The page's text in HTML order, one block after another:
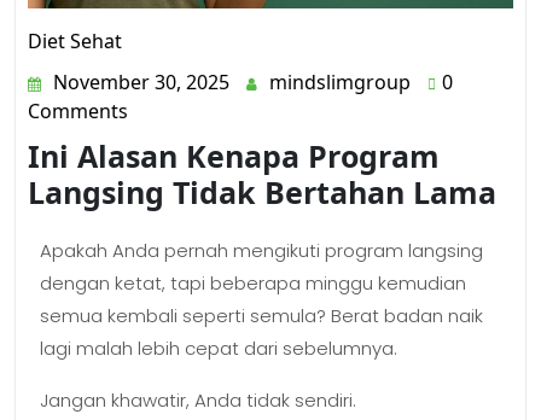
Diet Sehat
November 30, 2025
mindslimgroup
0
Comments
Ini Alasan Kenapa Program
Langsing Tidak Bertahan Lama
Apakah Anda pernah mengikuti program langsing
dengan ketat, tapi beberapa minggu kemudian
semua kembali seperti semula? Berat badan naik
lagi malah lebih cepat dari sebelumnya.
Jangan khawatir, Anda tidak sendiri.